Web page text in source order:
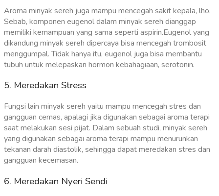
Aroma minyak sereh juga mampu mencegah sakit kepala, lho.
Sebab, komponen eugenol dalam minyak sereh dianggap
memiliki kemampuan yang sama seperti aspirin.Eugenol yang
dikandung minyak sereh dipercaya bisa mencegah trombosit
menggumpal. Tidak hanya itu, eugenol juga bisa membantu
tubuh untuk melepaskan hormon kebahagiaan, serotonin.
5. Meredakan Stress
Fungsi lain minyak sereh yaitu mampu mencegah stres dan
gangguan cemas, apalagi jika digunakan sebagai aroma terapi
saat melakukan sesi pijat. Dalam sebuah studi, minyak sereh
yang digunakan sebagai aroma terapi mampu menurunkan
tekanan darah diastolik, sehingga dapat meredakan stres dan
gangguan kecemasan.
6. Meredakan Nyeri Sendi